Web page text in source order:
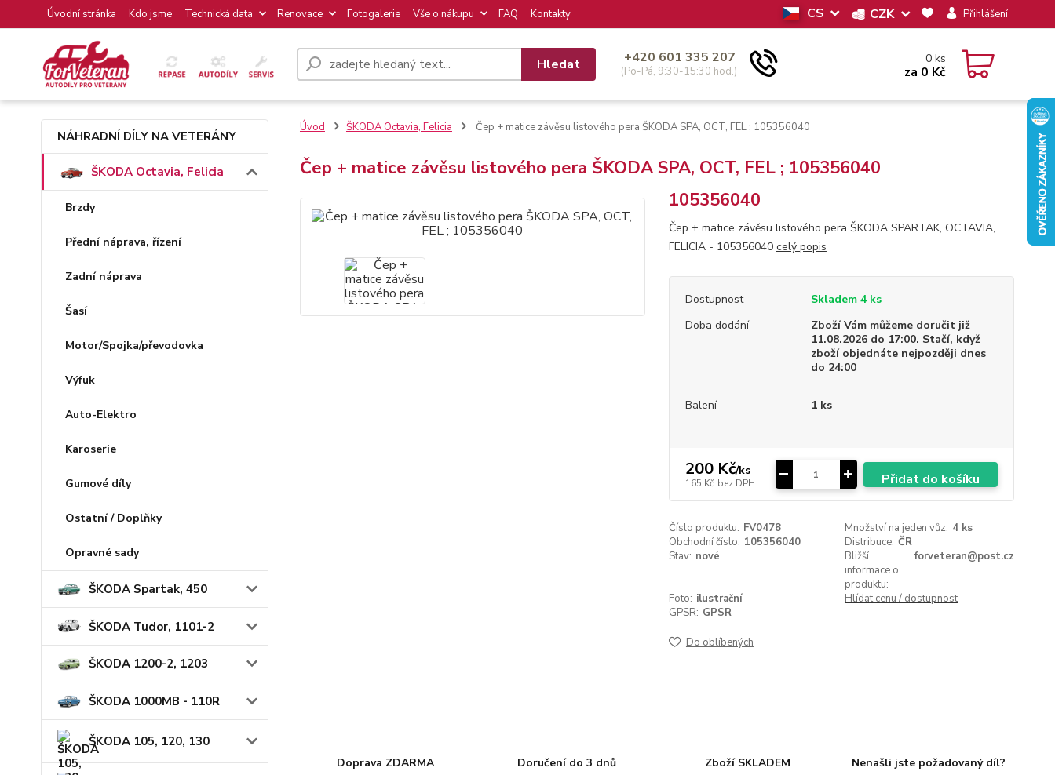
Úvodní stránka Kdo jsme Technická data Renovace Fotogalerie Vše o nákupu FAQ Kontakty CS CZK Přihlášení
Hledat +420 601 335 207
(Po-Pá, 9:30-15:30 hod.)
0 ks
za 0 Kč
NÁHRADNÍ DÍLY NA VETERÁNY
ŠKODA Octavia, Felicia
Brzdy
Přední náprava, řízení
Zadní náprava
Šasí
Motor/Spojka/převodovka
Výfuk
Auto-Elektro
Karoserie
Gumové díly
Ostatní / Doplňky
Opravné sady
ŠKODA Spartak, 450
ŠKODA Tudor, 1101-2
ŠKODA 1200-2, 1203
ŠKODA 1000MB - 110R
ŠKODA 105, 120, 130
Úvod ŠKODA Octavia, Felicia Čep + matice závěsu listového pera ŠKODA SPA, OCT, FEL ; 105356040
Čep + matice závěsu listového pera ŠKODA SPA, OCT, FEL ; 105356040
105356040
Čep + matice závěsu listového pera ŠKODA SPARTAK, OCTAVIA,
FELICIA - 105356040 celý popis
Dostupnost
Skladem 4 ks
Doba dodání
Zboží Vám můžeme doručit již
11.08.2026 do 17:00. Stačí, když
zboží objednáte nejpozději dnes
do 24:00
Balení 1 ks
200 Kč/ks
165 Kč bez DPH Přidat do košíku
Číslo produktu: FV0478 Množství na jeden vůz: 4 ks
Obchodní číslo: 105356040 Distribuce: ČR
Stav: nové
Bližší
informace o
produktu:
forveteran@post.cz
Foto: ilustrační
Hlídat cenu / dostupnost
GPSR: GPSR
Do oblíbených
Doprava ZDARMA Doručení do 3 dnů Zboží SKLADEM Nenašli jste požadovaný díl?